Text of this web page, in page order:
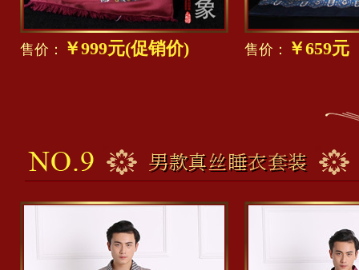
售价： ￥999元(促销价) 售价： ￥659元